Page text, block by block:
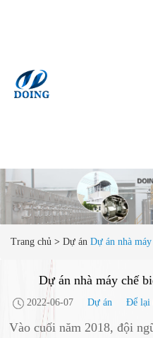
Trang chủ > Dự án Dự án nhà
Dự án nhà máy chế
2022-06-07 Dự án Để lại
Vào cuối năm 2018, đội